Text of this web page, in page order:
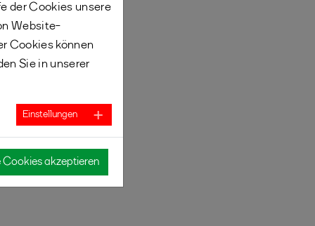
der Cookies unsere
Website-
Cookies können
Sie in unserer
Einstellungen
Cookies akzeptieren